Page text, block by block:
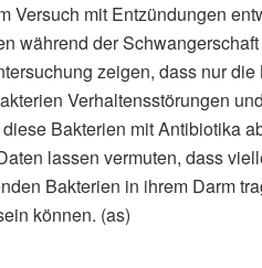
Versuch mit Entzündungen
während der
zeigen, dass nur
Verhaltensstörungen
Bakterien mit Antibiotika
lassen vermuten, dass
Bakterien in ihrem Darm
können. (as)